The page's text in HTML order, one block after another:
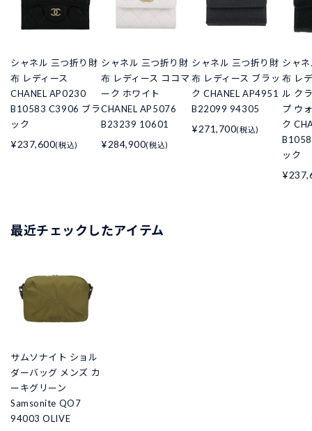
シャネル 三つ折り財
布 レディース
CHANEL AP0230
B10583 C3906 ブラ
ック
¥237,600(税込)
シャネル 三つ折り財
布 レディース ココマ
ーク ホワイト
CHANEL AP5076
B23239 10601
¥284,900(税込)
シャネル 三つ折り財
布 レディース ブラッ
ク CHANEL AP4951
B22099 94305
¥271,700(税込)
シャ
布 レ
ル ク
プ ウ
ク
ック
最近チェックしたアイテム
サムソナイト ショル
ダーバッグ メンズ カ
ーキグリーン
Samsonite QO7
94003 OLIVE